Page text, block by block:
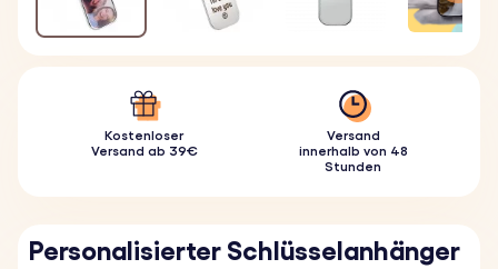
Kostenloser
Versand ab 39€
Versand
innerhalb von 48
Stunden
Personalisierter Schlüsselanhänger